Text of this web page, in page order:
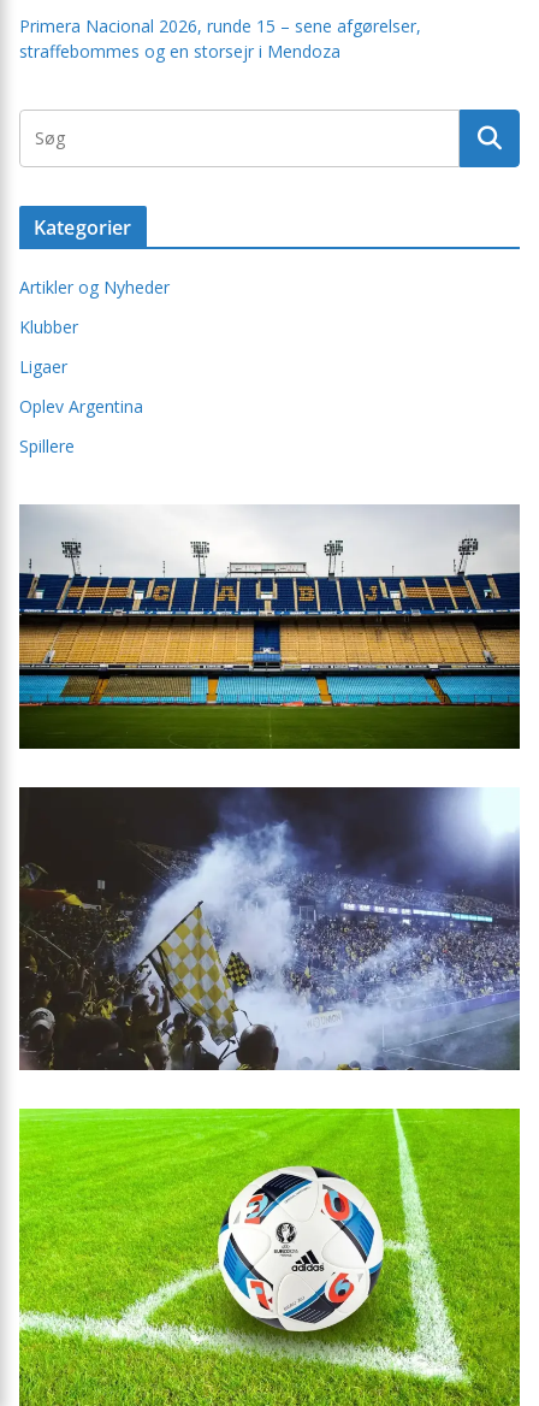
Primera Nacional 2026, runde 15 – sene afgørelser,
straffebommes og en storsejr i Mendoza
Kategorier
Artikler og Nyheder
Klubber
Ligaer
Oplev Argentina
Spillere